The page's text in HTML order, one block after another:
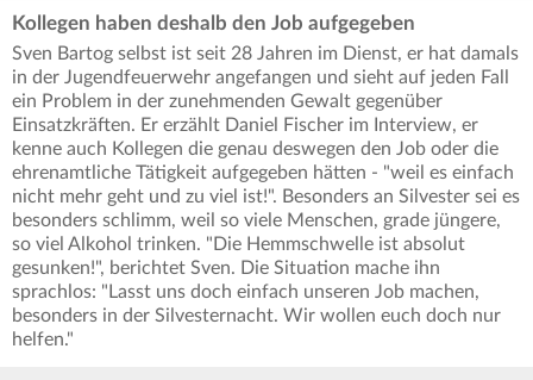
Kollegen haben deshalb den Job aufgegeben
Sven Bartog selbst ist seit 28 Jahren im Dienst, er hat damals
in der Jugendfeuerwehr angefangen und sieht auf jeden Fall
ein Problem in der zunehmenden Gewalt gegenüber
Einsatzkräften. Er erzählt Daniel Fischer im Interview, er
kenne auch Kollegen die genau deswegen den Job oder die
ehrenamtliche Tätigkeit aufgegeben hätten - "weil es einfach
nicht mehr geht und zu viel ist!". Besonders an Silvester sei es
besonders schlimm, weil so viele Menschen, grade jüngere,
so viel Alkohol trinken. "Die Hemmschwelle ist absolut
gesunken!", berichtet Sven. Die Situation mache ihn
sprachlos: "Lasst uns doch einfach unseren Job machen,
besonders in der Silvesternacht. Wir wollen euch doch nur
helfen."